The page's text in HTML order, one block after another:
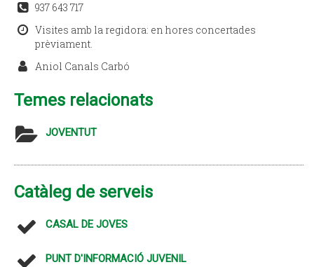
937 643 717
Visites amb la regidora: en hores concertades
prèviament.
Aniol Canals Carbó
Temes relacionats
JOVENTUT
Catàleg de serveis
CASAL DE JOVES
PUNT D'INFORMACIÓ JUVENIL